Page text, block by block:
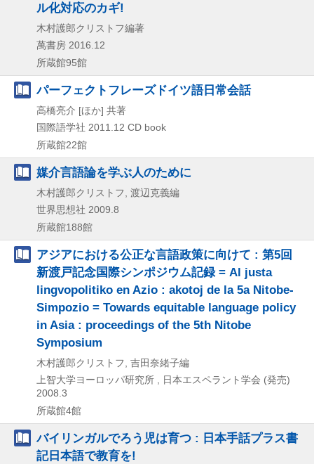
ル化対応のカギ!
木村護郎クリストフ編著
萬書房 2016.12
所蔵館95館
パーフェクトフレーズドイツ語日常会話
高橋亮介 [ほか] 共著
国際語学社 2011.12 CD book
所蔵館22館
媒介言語論を学ぶ人のために
木村護郎クリストフ, 渡辺克義編
世界思想社 2009.8
所蔵館188館
アジアにおける公正な言語政策に向けて : 第5回
新渡戸記念国際シンポジウム記録 = Al justa
lingvopolitiko en Azio : akotoj de la 5a Nitobe-
Simpozio = Towards equitable language policy
in Asia : proceedings of the 5th Nitobe
Symposium
木村護郎クリストフ, 吉田奈緒子編
上智大学ヨーロッパ研究所 , 日本エスペラント学会 (発売)
2008.3
所蔵館4館
バイリンガルでろう児は育つ : 日本手話プラス書
記日本語で教育を!